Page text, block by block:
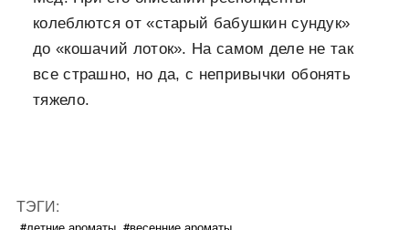
колеблются от «старый бабушкин сундук»
до «кошачий лоток». На самом деле не так
все страшно, но да, с непривычки обонять
тяжело.
ТЭГИ: